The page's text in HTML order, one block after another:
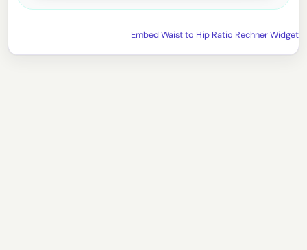
Embed Waist to Hip Ratio Rechner Widget